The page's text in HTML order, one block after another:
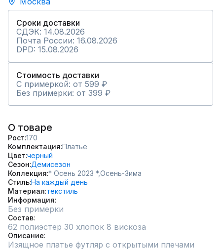
Сроки доставки
СДЭК: 14.08.2026
Почта России: 16.08.2026
DPD: 15.08.2026
Стоимость доставки
С примеркой: от 599 ₽
Без примерки: от 399 ₽
О товаре
Рост 170
Комплектация Платье
Цвет черный
Сезон Демисезон
Коллекция * Осень 2023 *,Осень-Зима
СтильНа каждый день
Материал текстиль
Информация
Без примерки
Состав
62 полиэстер 30 хлопок 8 вискоза
Описание
Изящное платье футляр с открытыми плечами